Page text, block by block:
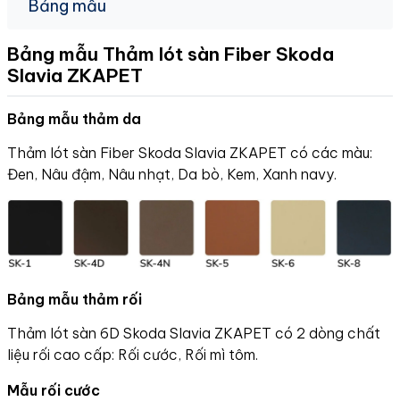
Bảng mẫu
Bảng mẫu Thảm lót sàn Fiber Skoda
Slavia ZKAPET
Bảng mẫu thảm da
Thảm lót sàn Fiber Skoda Slavia ZKAPET có các màu:
Đen, Nâu đậm, Nâu nhạt, Da bò, Kem, Xanh navy.
Bảng mẫu thảm rối
Thảm lót sàn 6D Skoda Slavia ZKAPET có 2 dòng chất
liệu rối cao cấp: Rối cước, Rối mì tôm.
Mẫu rối cước